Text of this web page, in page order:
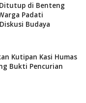
di Benteng
Padati
Budaya
Kutipan Kasi Humas
Bukti Pencurian